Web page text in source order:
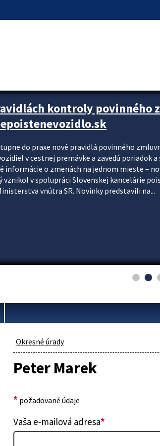
kontroly povinného
do praxe nové pravidlá povinného
v cestnej premávke a zavedú poriadok
informácie o zmenách na jednom mieste –
v spolupráci Slovenskej kancelárie
vnútra SR. Novinky predstavili na...
Okresné úrady
Peter Marek
* požadované údaje
Vaša e-mailová adresa*